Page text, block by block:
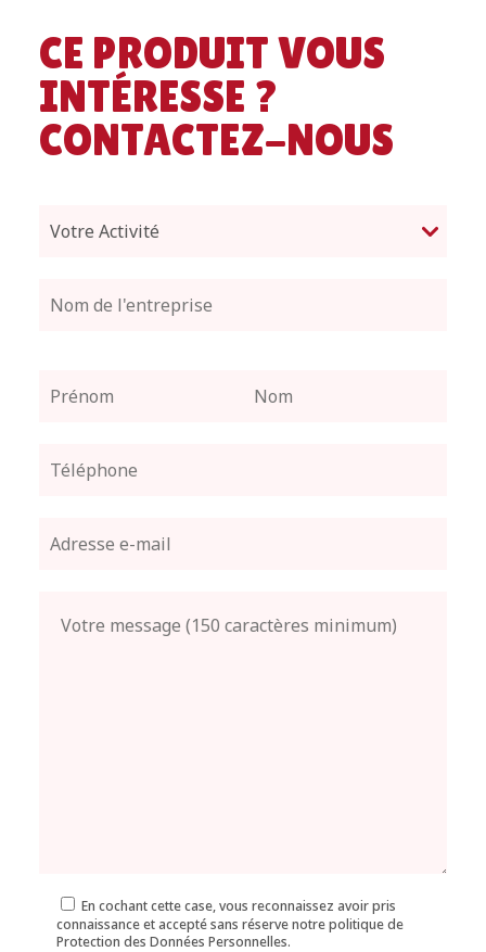
CE PRODUIT VOUS
INTÉRESSE ?
CONTACTEZ-NOUS
En cochant cette case, vous reconnaissez avoir pris
connaissance et accepté sans réserve notre politique de
Protection des Données Personnelles.